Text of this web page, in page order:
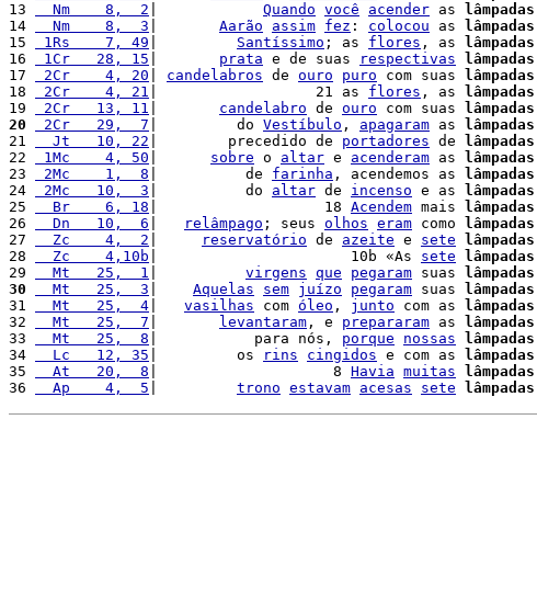
13
  Nm    8,  2
Quando você acender as lâmpadas
14
  Nm    8,  3
Aarão assim fez : colocou as lâmpadas
15
1Rs    7, 49 Santíssimo ; as flores , as lâmpadas
16
1Cr   28, 15 prata e de suas respectivas lâmpadas
17
2Cr    4, 20 candelabros de ouro puro com suas lâmpadas
18
2Cr    4, 21 |                  21 as flores , as lâmpadas
19
2Cr   13, 11 candelabro de ouro com suas lâmpadas
20
2Cr   29,  7 |         do Vestíbulo , apagaram as lâmpadas
21
  Jt   10, 22
|        precedido de portadores de lâmpadas
22
1Mc    4, 50 sobre o altar e acenderam as lâmpadas
23
2Mc    1,  8 |          de farinha , acendemos as lâmpadas
24
2Mc   10,  3 |          do altar de incenso e as lâmpadas
25
  Br    6, 18
|                   18 Acendem mais lâmpadas
26
  Dn   10,  6
relâmpago ; seus olhos eram como lâmpadas
27
  Zc    4,  2
reservatório de azeite e sete lâmpadas
28
  Zc    4,10b
|                      10b «As sete lâmpadas
29
  Mt   25,  1
virgens que pegaram suas lâmpadas
30
  Mt   25,  3
Aquelas sem juízo pegaram suas lâmpadas
31
  Mt   25,  4
vasilhas com óleo , junto com as lâmpadas
32
  Mt   25,  7
levantaram , e prepararam as lâmpadas
33
  Mt   25,  8
|           para nós, porque nossas lâmpadas
34
  Lc   12, 35
|         os rins cingidos e com as lâmpadas
35
  At   20,  8
|                    8 Havia muitas lâmpadas
36
  Ap    4,  5
trono estavam acesas sete lâmpadas